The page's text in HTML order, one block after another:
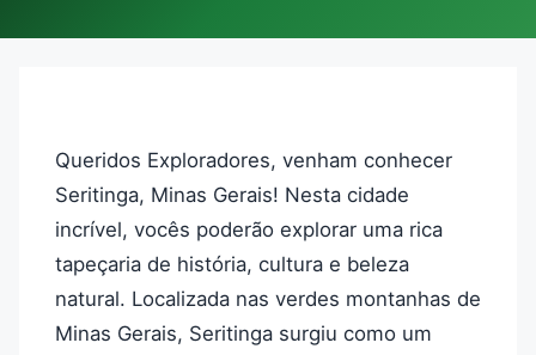
Queridos Exploradores, venham conhecer
Seritinga, Minas Gerais! Nesta cidade
incrível, vocês poderão explorar uma rica
tapeçaria de história, cultura e beleza
natural. Localizada nas verdes montanhas de
Minas Gerais, Seritinga surgiu como um